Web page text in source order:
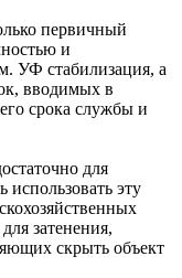
первичный
и
УФ стабилизация, а
вводимых в
срока службы и
для
использовать эту
затенения,
скрыть объект